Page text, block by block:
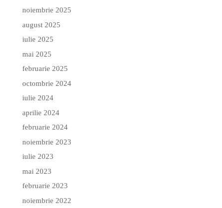
noiembrie 2025
august 2025
iulie 2025
mai 2025
februarie 2025
octombrie 2024
iulie 2024
aprilie 2024
februarie 2024
noiembrie 2023
iulie 2023
mai 2023
februarie 2023
noiembrie 2022